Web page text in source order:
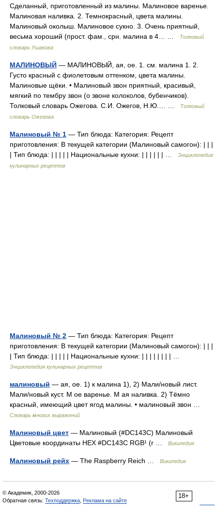
Сделанный, приготовленный из малины. Малиновое варенье.
Малиновая наливка. 2. Темнокрасный, цвета малины.
Малиновый околыш. Малиновое сукно. 3. Очень приятный,
весьма хороший (прост. фам., срн. малина в 4… …
Толковый
словарь Ушакова
МАЛИНОВЫЙ — МАЛИНОВЫЙ, ая, ое. 1. см. малина 1. 2.
Густо красный с фиолетовым оттенком, цвета малины.
Малиновые щёки. • Малиновый звон приятный, красивый,
мягкий по тембру звон (о звоне колоколов, бубенчиков).
Толковый словарь Ожегова. С.И. Ожегов, Н.Ю.… …
Толковый
словарь Ожегова
Малиновый № 1 — Тип блюда: Категория: Рецепт
приготовления: В текущей категории (Малиновый самогон): | | |
| Тип блюда: | | | | | Национальные кухни: | | | | | | …
Энциклопедия
кулинарных рецептов
Малиновый № 2 — Тип блюда: Категория: Рецепт
приготовления: В текущей категории (Малиновый самогон): | | |
| Тип блюда: | | | | | Национальные кухни: | | | | | | | | …
Энциклопедия кулинарных рецептов
малиновый — ая, ое. 1) к малина 1), 2) Мали/новый лист.
Мали/новый куст. М ое варенье. М ая наливка. 2) Тёмно
красный, имеющий цвет ягод малины. • малиновый звон …
Словарь многих выражений
Малиновый цвет — Малиновый (#DC143C) Малиновый
Цветовые координаты HEX #DC143C RGB¹ (r …
Википедия
Малиновый рейх — The Raspberry Reich … Википедия
18+
© Академик, 2000-2026
Обратная связь: Техподдержка Реклама на сайте